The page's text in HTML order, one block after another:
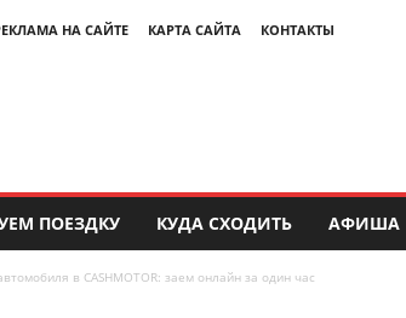
НА САЙТЕ КАРТА САЙТА КОНТАКТЫ
ПОЕЗДКУ КУДА СХОДИТЬ АФИША
в CASHMOTOR: заем онлайн за один час